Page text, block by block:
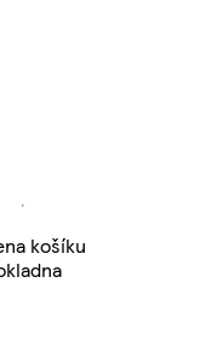
cena košíku
košíku